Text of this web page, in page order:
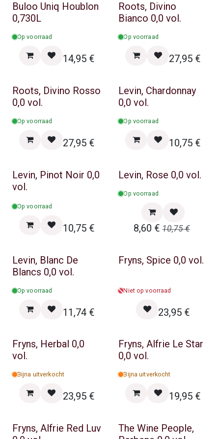
Buloo Uniq Houblon
0,730L
Op voorraad
14,95€
Roots, Divino
Bianco 0,0 vol.
Op voorraad
27,95€
Roots, Divino Rosso
0,0 vol.
Op voorraad
27,95€
Levin, Chardonnay
0,0 vol.
Op voorraad
10,75€
Levin, Pinot Noir 0,0
vol.
Op voorraad
10,75€ Zomer & BBQ Promo
Levin, Rose 0,0 vol.
Op voorraad
8,60 € 10,75€
Levin, Blanc De
Blancs 0,0 vol.
Op voorraad
11,74€
Fryns, Spice 0,0 vol.
Niet op voorraad
23,95 €
Fryns, Herbal 0,0
vol.
Bijna uitverkocht
23,95€
Fryns, Alfrie Le Star
0,0 vol.
Bijna uitverkocht
19,95€
Fryns, Alfrie Red Luv
The Wine People,